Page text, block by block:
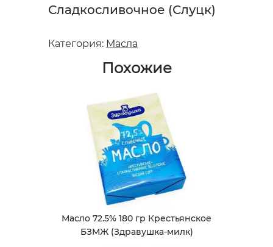
Сладкосливочное (Слуцк)
Категория: Масла
Похожие
Масло 72.5% 180 гр Крестьянское
БЗМЖ (Здравушка-милк)